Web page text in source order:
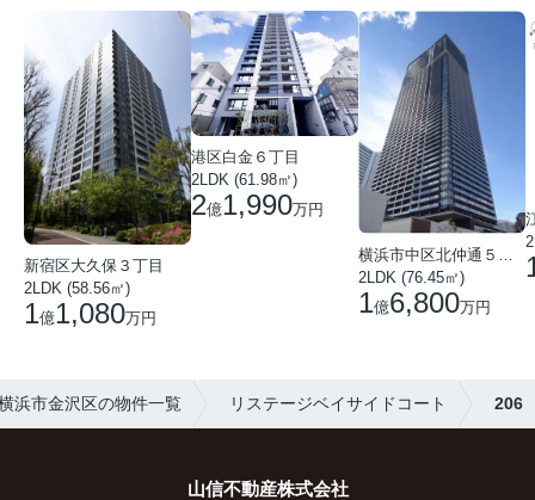
新宿区大久保３丁目
2LDK (58.56㎡)
1億1,080万円
港区白金６丁目
2LDK (61.98㎡)
2億1,990万円
2LDK (76.45㎡)
1億6,800万円
浜市金沢区の物件一覧 リステージベイサイドコート 206
山信不動産株式会社